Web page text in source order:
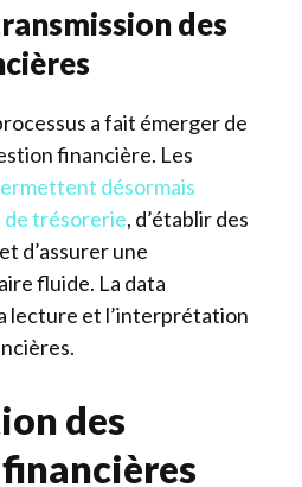
des
a fait émerger de
financière. Les
désormais
de trésorerie, d’établir des
d’assurer une
fluide. La data
lecture et l’interprétation
des